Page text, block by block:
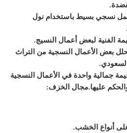
نسجي بسيط باستخدام نول
الفنية لبعض أعمال النسيج.
بعض الأعمال النسجية من التراث
جمالية واحدة في الأعمال النسجية
عليها.مجال الخزف:
أنواع الخشب.